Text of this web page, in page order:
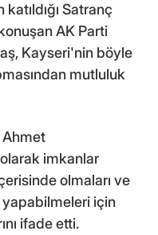
Satranç
konuşan AK Parti
Kayseri'nin böyle
mutluluk
Ahmet
imkanlar
olmaları ve
yapabilmeleri için
ifade etti.